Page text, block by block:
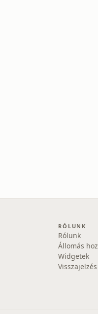
RÓLUNK
Rólunk
Állomás
Widgetek
Visszajelzés